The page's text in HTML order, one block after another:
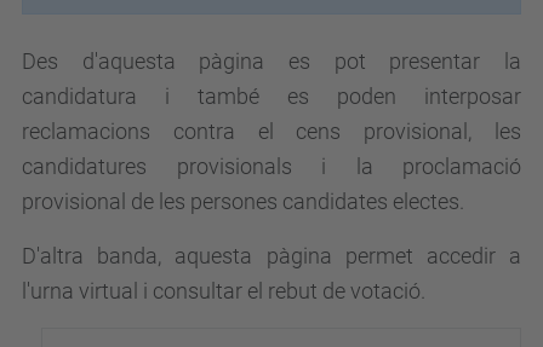
Des d'aquesta pàgina es pot presentar la
candidatura i també es poden interposar
reclamacions contra el cens provisional, les
candidatures provisionals i la proclamació
provisional de les persones candidates electes.
D'altra banda, aquesta pàgina permet accedir a
l'urna virtual i consultar el rebut de votació.